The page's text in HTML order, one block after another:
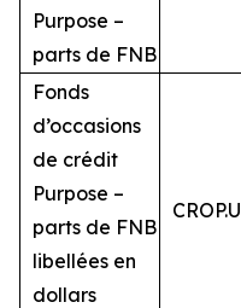
Purpose –
parts de FNB
Fonds
d’occasions
de crédit
Purpose –
parts de FNB
libellées en
dollars
CROP.U